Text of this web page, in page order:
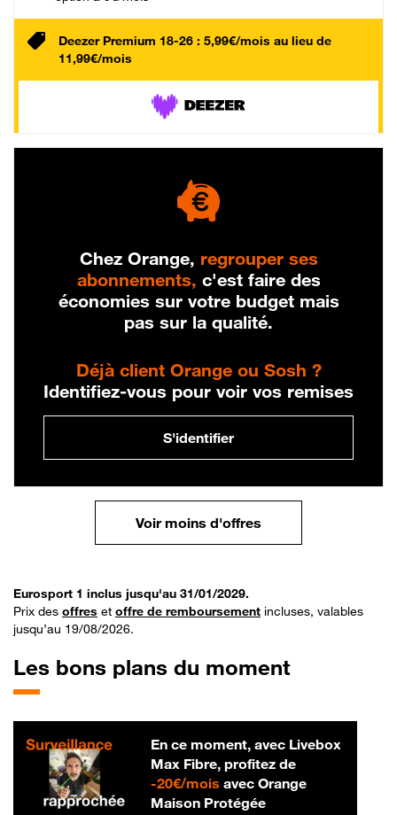
Deezer Premium 18-26 : 5,99€/mois au lieu de
11,99€/mois
Chez Orange, regrouper ses
abonnements, c'est faire des
économies sur votre budget mais
pas sur la qualité.
Déjà client Orange ou Sosh ?
Identifiez-vous pour voir vos remises
S'identifier
Voir moins d'offres
Eurosport 1 inclus jusqu'au 31/01/2029.
Prix des offres et offre de remboursement incluses, valables
jusqu’au 19/08/2026.
Les bons plans du moment
En ce moment, avec Livebox
Max Fibre, profitez de
-20€/mois20 € par mois
avec Orange
Maison Protégée